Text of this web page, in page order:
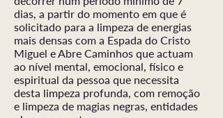
dias, a partir do momento em que é
solicitado para a limpeza de energias
mais densas com a Espada do Cristo
Miguel e Abre Caminhos que actuam
ao nível mental, emocional, físico e
espiritual da pessoa que necessita
desta limpeza profunda, com remoção
e limpeza de magias negras, entidades